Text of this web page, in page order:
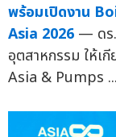
พร้อมเปิดงาน
Asia 2026 — ดร
อุตสาหกรรม ให้เ
Asia & Pumps ...